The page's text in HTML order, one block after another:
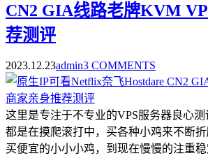
CN2 GIA线路老牌KVM
荐测评
2023.12.23admin3 COMMENTS
这里是专注于不专业的VPS服务器良心
都是在摸爬滚打中，买各种小鸡来不断
买便宜的小小小鸡，到现在慢慢的注重